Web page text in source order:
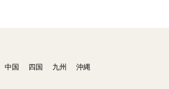
中国 四国 九州
沖縄